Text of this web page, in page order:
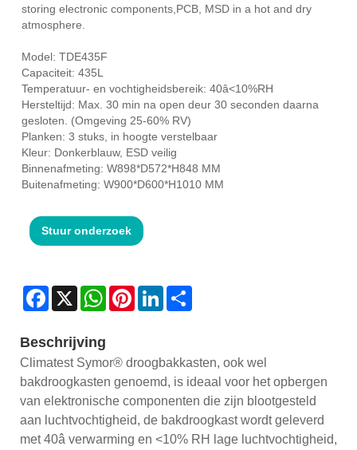
storing electronic components,PCB, MSD in a hot and dry
atmosphere.
Model: TDE435F
Capaciteit: 435L
Temperatuur- en vochtigheidsbereik: 40â<10%RH
Hersteltijd: Max. 30 min na open deur 30 seconden daarna
gesloten. (Omgeving 25-60% RV)
Planken: 3 stuks, in hoogte verstelbaar
Kleur: Donkerblauw, ESD veilig
Binnenafmeting: W898*D572*H848 MM
Buitenafmeting: W900*D600*H1010 MM
Stuur onderzoek
Facebook
X WhatsAppPinterestLinkedIn
Beschrijving
Climatest Symor® droogbakkasten, ook wel
bakdroogkasten genoemd, is ideaal voor het opbergen
van elektronische componenten die zijn blootgesteld
aan luchtvochtigheid, de bakdroogkast wordt geleverd
met 40â verwarming en <10% RH lage luchtvochtigheid,